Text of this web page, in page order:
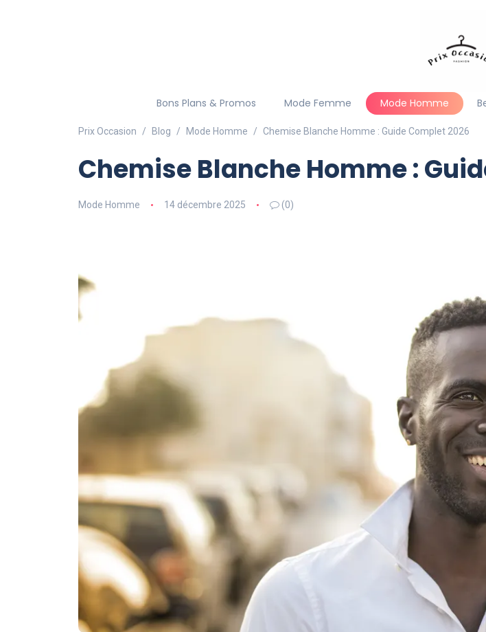
Bons Plans & Promos Mode Femme Mode Homme
Prix Occasion Blog Mode Homme Chemise Blanche Homme : Guide Complet 2026
Chemise Blanche Homme :
Mode Homme 14 décembre 2025 (0)